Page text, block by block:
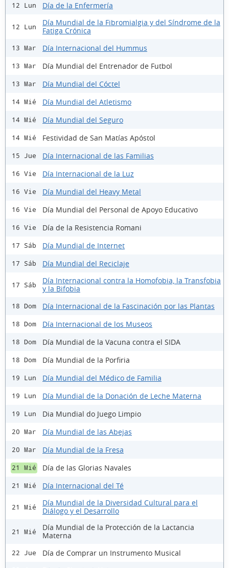
12 Lun Día de la Enfermería
12 Lun
Día Mundial de la Fibromialgia y del Síndrome de la
Fatiga Crónica
13 Mar Día Internacional del Hummus
13 Mar Día Mundial del Entrenador de Futbol
13 Mar Día Mundial del Cóctel
14 Mié Día Mundial del Atletismo
14 Mié Día Mundial del Seguro
14 Mié Festividad de San Matías Apóstol
15 Jue Día Internacional de las Familias
16 Vie Día Internacional de la Luz
16 Vie Día Mundial del Heavy Metal
16 Vie Día Mundial del Personal de Apoyo Educativo
16 Vie Día de la Resistencia Romani
17 Sáb Día Mundial de Internet
17 Sáb Día Mundial del Reciclaje
17 Sáb
Día Internacional contra la Homofobia, la Transfobia
y la Bifobia
18 Dom Día Internacional de la Fascinación por las Plantas
18 Dom Día Internacional de los Museos
18 Dom Día Mundial de la Vacuna contra el SIDA
18 Dom Día Mundial de la Porfiria
19 Lun Día Mundial del Médico de Familia
19 Lun Día Mundial de la Donación de Leche Materna
19 Lun Dia Mundial do Juego Limpio
20 Mar Día Mundial de las Abejas
20 Mar Día Mundial de la Fresa
21 Mié Día de las Glorias Navales
21 Mié Día Internacional del Té
21 Mié
Día Mundial de la Diversidad Cultural para el
Diálogo y el Desarrollo
21 Mié
Día Mundial de la Protección de la Lactancia
Materna
22 Jue Día de Comprar un Instrumento Musical